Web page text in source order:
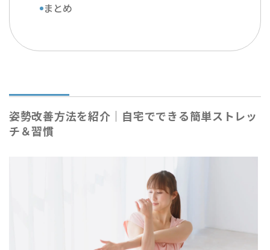
まとめ
姿勢改善方法を紹介｜自宅でできる簡単ストレッ
チ＆習慣